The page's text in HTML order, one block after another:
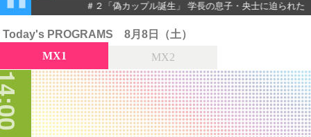
組！ ＃２「偽カップル誕生」 学長の息子・央士に迫られた
Today's PROGRAMS 8月8日（土）
MX1
MX2